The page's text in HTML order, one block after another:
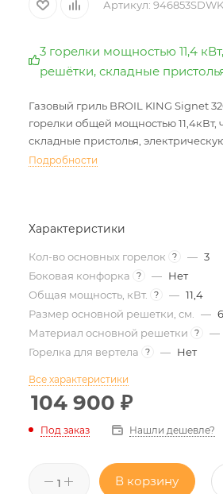
Артикул:
3 горелки мощностью 11,4
решётки, складные
Газовый гриль BROIL KING Signet
горелки общей мощностью 11,4кВт,
складные пристолья,
Подробности
Характеристики
Кол-во основных горелок ? — 3
Боковая конфорка
? — Нет
Общая мощность, кВт.
? — 11,4
Размер основной решетки, см.
—
Материал основной решетки
? —
Горелка для вертела
? — Нет
Все характеристики
104 900 ₽
Под заказ Нашли дешевле?
В корзину